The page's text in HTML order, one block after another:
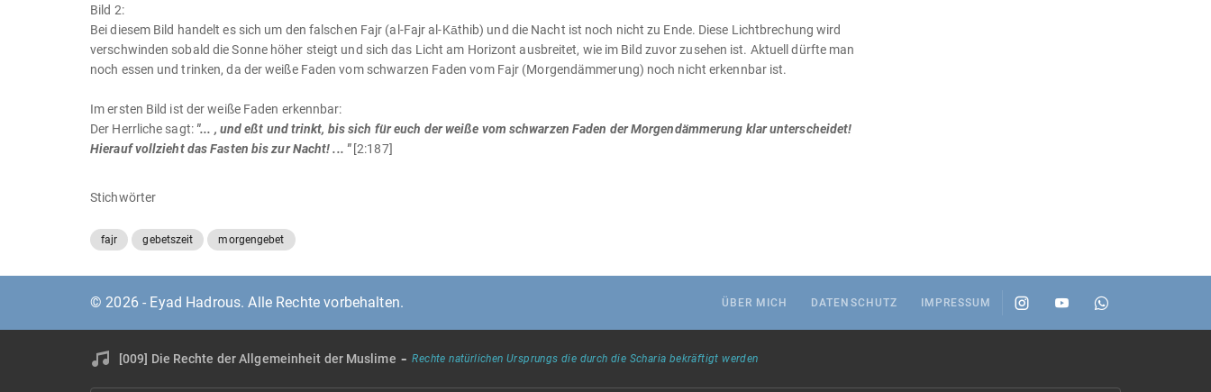
Bild 2:
Bei diesem Bild handelt es sich um den falschen Fajr (al-Fajr al-Kāthib) und die Nacht ist noch nicht zu Ende. Diese Lichtbrechung wird
verschwinden sobald die Sonne höher steigt und sich das Licht am Horizont ausbreitet, wie im Bild zuvor zusehen ist. Aktuell dürfte man
noch essen und trinken, da der weiße Faden vom schwarzen Faden vom Fajr (Morgendämmerung) noch nicht erkennbar ist.
Im ersten Bild ist der weiße Faden erkennbar:
Der Herrliche sagt: "... , und eßt und trinkt, bis sich für euch der weiße vom schwarzen Faden der Morgendämmerung klar unterscheidet!
Hierauf vollzieht das Fasten bis zur Nacht! ... "[2:187]
Stichwörter
fajr gebetszeit morgengebet
© 2026 - Eyad Hadrous. Alle Rechte vorbehalten. ÜBER MICH DATENSCHUTZ IMPRESSUM
[009] Die Rechte der Allgemeinheit der Muslime -Rechte natürlichen Ursprungs die durch die Scharia bekräftigt werden